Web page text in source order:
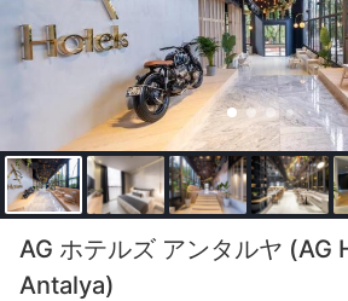
AG ホテルズ アンタルヤ (AG
Antalya)